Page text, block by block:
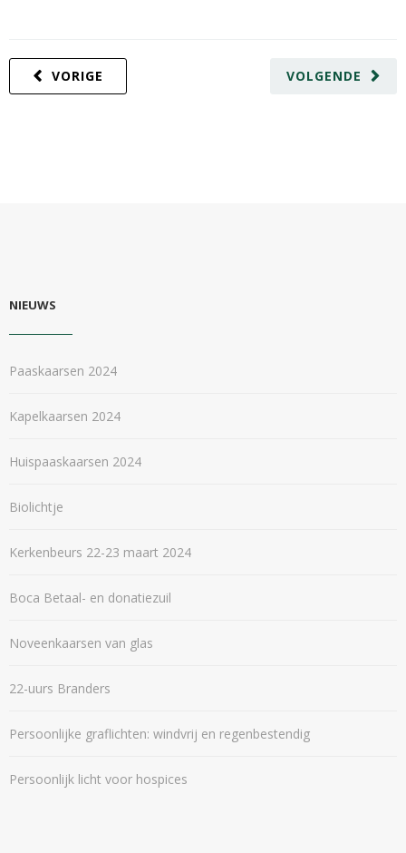
VOLGENDE
VORIGE
NIEUWS
Paaskaarsen 2024
Kapelkaarsen 2024
Huispaaskaarsen 2024
Biolichtje
Kerkenbeurs 22-23 maart 2024
Boca Betaal- en donatiezuil
Noveenkaarsen van glas
22-uurs Branders
Persoonlijke graflichten: windvrij en regenbestendig
Persoonlijk licht voor hospices